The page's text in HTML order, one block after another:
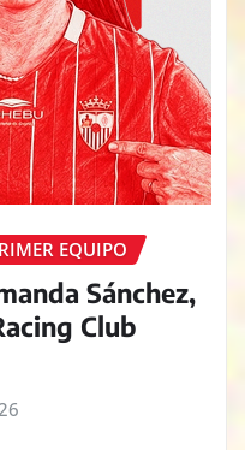
EQUIPO
Sánchez,
Club